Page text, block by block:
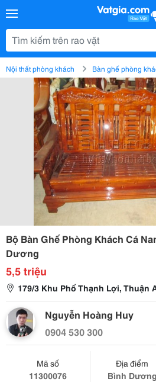
Nội thất phòng khách Bàn ghế phòng
Bộ Bàn Ghế Phòng Khách Cá
Dương
5,5 triệu
179/3 Khu Phố Thạnh Lợi, Thuận
Nguyễn Hoàng Huy
0904 530 300
Mã số
11300076
Địa điểm
Bình Dương